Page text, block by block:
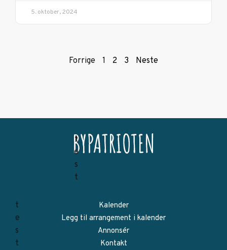
5. oktober, 2024
Forrige 1 2 3 Neste
Kalender
Legg til arrangement i kalender
Annonsér
Kontakt